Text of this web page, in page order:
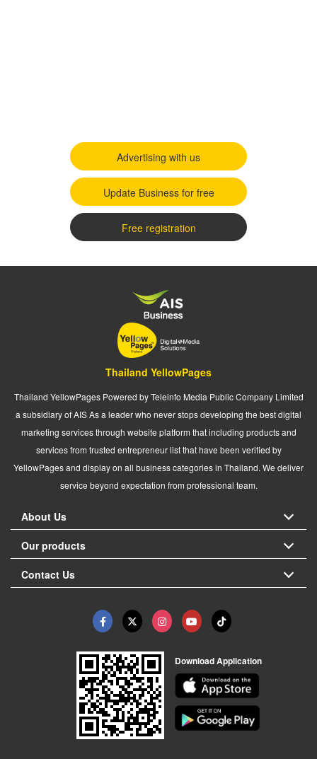
Advertising with us
Update Business for free
Free registration
Thailand YellowPages
Thailand YellowPages Powered by Teleinfo Media Public Company Limited
a subsidiary of AIS As a leader who never stops developing the best digital
marketing services through website platform that including products and
services from trusted entrepreneur list that have been verified by
YellowPages and display on all business categories in Thailand. We deliver
service beyond expectation from professional team.
About Us
Our products
Contact Us
Download Application